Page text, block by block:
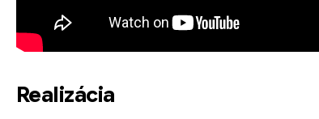
Realizácia